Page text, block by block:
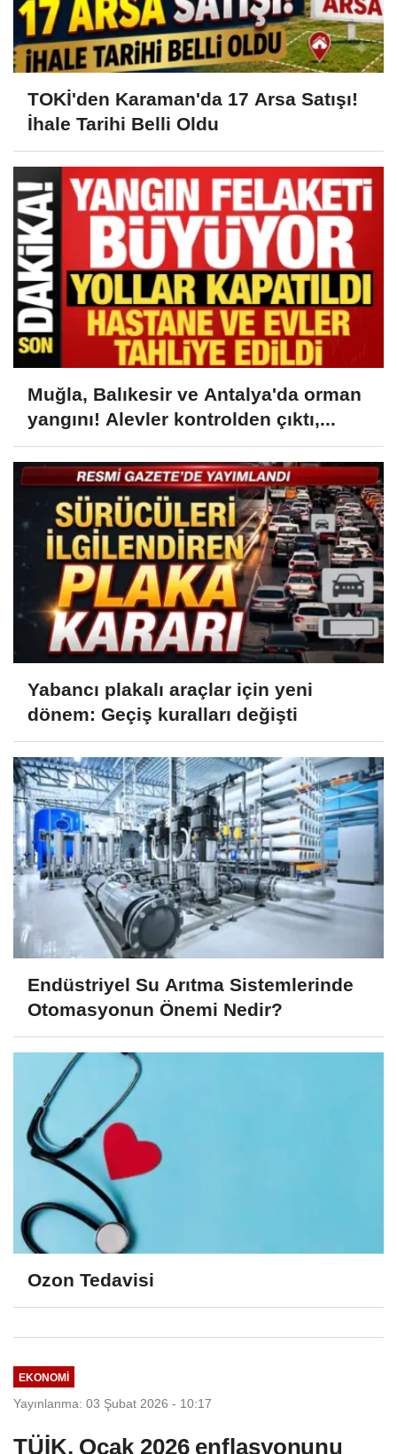
TOKİ'den Karaman'da 17 Arsa Satışı!
İhale Tarihi Belli Oldu
Muğla, Balıkesir ve Antalya'da orman
yangını! Alevler kontrolden çıktı,...
Yabancı plakalı araçlar için yeni
dönem: Geçiş kuralları değişti
Endüstriyel Su Arıtma Sistemlerinde
Otomasyonun Önemi Nedir?
Ozon Tedavisi
EKONOMI
Yayınlanma: 03 Şubat 2026 - 10:17
TÜİK, Ocak 2026 enflasyonunu